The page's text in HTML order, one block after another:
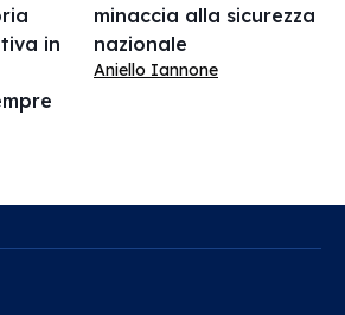
in
minaccia alla sicurezza
nazionale
Aniello Iannone